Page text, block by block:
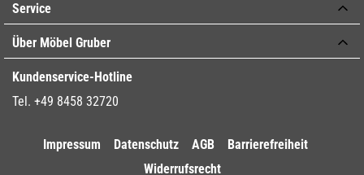
Service
Über Möbel Gruber
Kundenservice-Hotline
Tel. +49 8458 32720
Impressum Datenschutz AGB
Barrierefreiheit
Widerrufsrecht